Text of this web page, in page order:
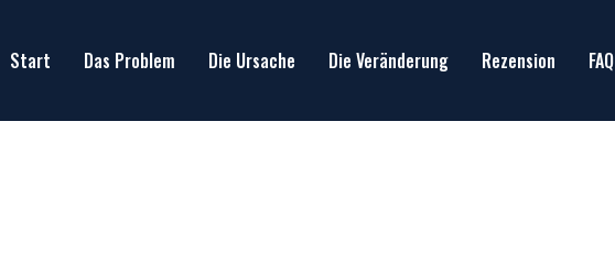
Start Das Problem Die Ursache Die Veränderung Rezension FAQ